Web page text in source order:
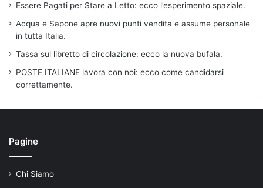
Essere Pagati per Stare a Letto: ecco l’esperimento spaziale.
Acqua e Sapone apre nuovi punti vendita e assume personale
in tutta Italia.
Tassa sul libretto di circolazione: ecco la nuova bufala.
POSTE ITALIANE lavora con noi: ecco come candidarsi
correttamente.
Pagine
Chi Siamo